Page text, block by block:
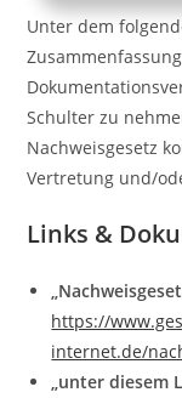
Unter dem
Schulter zu
Nachweisgesetz
Vertretung und/
Links &
https://
internet.de/
„unter diesem